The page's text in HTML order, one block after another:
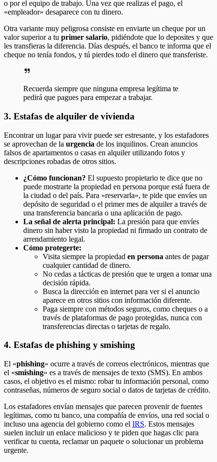
o por el equipo de trabajo. Una vez que realizas el pago, el
«empleador» desaparece con tu dinero.
Otra variante muy peligrosa consiste en enviarte un cheque por un
valor superior a tu primer salario, pidiéndote que lo deposites y que
les transfieras la diferencia. Días después, el banco te informa que el
cheque no tenía fondos, y tú pierdes todo el dinero que transferiste.
Recuerda siempre que ninguna empresa legítima te
pedirá que pagues para empezar a trabajar.
3. Estafas de alquiler de vivienda
Encontrar un lugar para vivir puede ser estresante, y los estafadores
se aprovechan de la urgencia de los inquilinos. Crean anuncios
falsos de apartamentos o casas en alquiler utilizando fotos y
descripciones robadas de otros sitios.
¿Cómo funcionan? El supuesto propietario te dice que no
puede mostrarte la propiedad en persona porque está fuera de
la ciudad o del país. Para «reservarla», te pide que envíes un
depósito de seguridad o el primer mes de alquiler a través de
una transferencia bancaria o una aplicación de pago.
La señal de alerta principal: La presión para que envíes
dinero sin haber visto la propiedad ni firmado un contrato de
arrendamiento legal.
Cómo protegerte:
Visita siempre la propiedad en persona antes de pagar
cualquier cantidad de dinero.
No cedas a tácticas de presión que te urgen a tomar una
decisión rápida.
Busca la dirección en internet para ver si el anuncio
aparece en otros sitios con información diferente.
Paga siempre con métodos seguros, como cheques o a
través de plataformas de pago protegidas, nunca con
transferencias directas o tarjetas de regalo.
4. Estafas de phishing y smishing
El «phishing» ocurre a través de correos electrónicos, mientras que
el «smishing» es a través de mensajes de texto (SMS). En ambos
casos, el objetivo es el mismo: robar tu información personal, como
contraseñas, números de seguro social o datos de tarjetas de crédito.
Los estafadores envían mensajes que parecen provenir de fuentes
legítimas, como tu banco, una compañía de envíos, una red social o
incluso una agencia del gobierno como el IRS. Estos mensajes
suelen incluir un enlace malicioso y te piden que hagas clic para
verificar tu cuenta, reclamar un paquete o solucionar un problema
urgente.